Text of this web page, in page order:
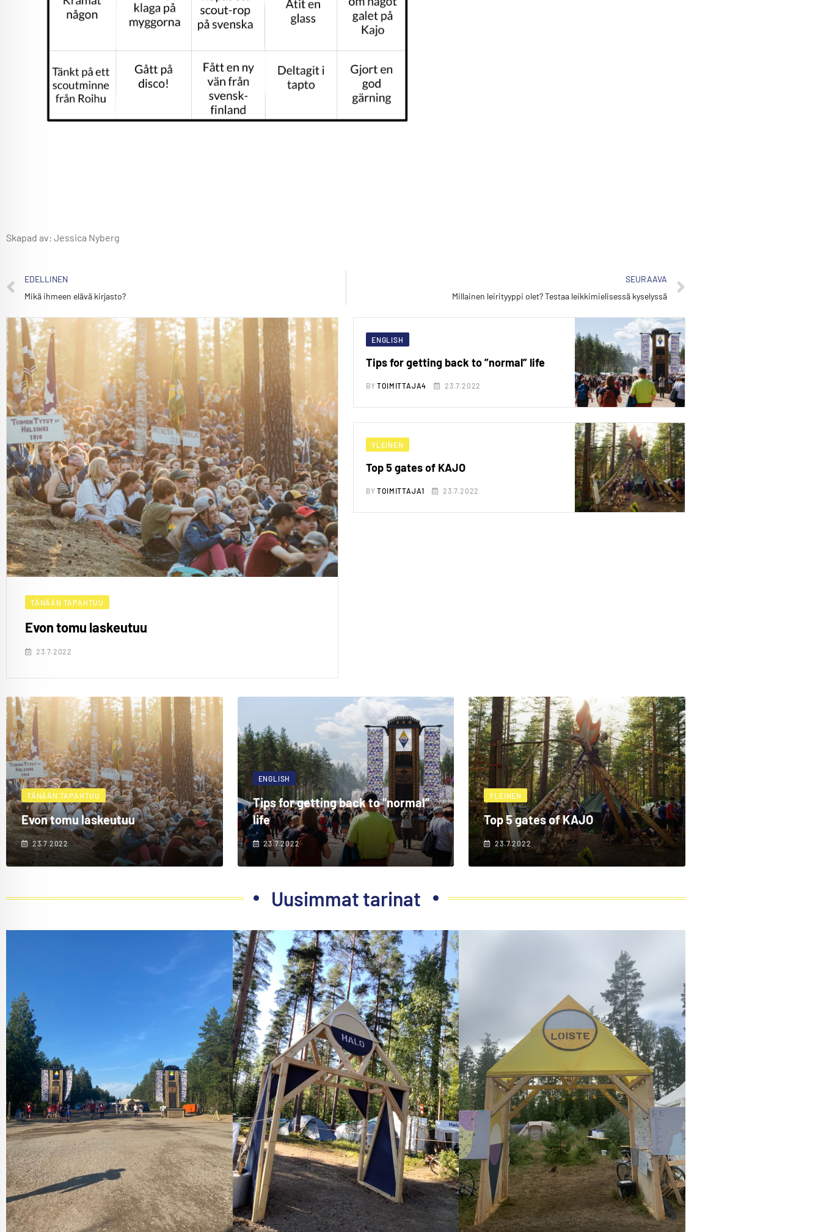
Skapad av: Jessica Nyberg
EDELLINEN
Mikä ihmeen elävä kirjasto?
SEURAAVA
Millainen leirityyppi olet? Testaa leikkimielisessä kyselyssä
TÄNÄÄN TAPAHTUU
Evon tomu laskeutuu
23.7.2022
ENGLISH
Tips for getting back to ”normal” life
BYTOIMITTAJA4 23.7.2022
YLEINEN
Top 5 gates of KAJO
BYTOIMITTAJA1 23.7.2022
TÄNÄÄN TAPAHTUU
Evon tomu laskeutuu
23.7.2022
ENGLISH
Tips for getting back to ”normal”
life
23.7.2022
YLEINEN
Top 5 gates of KAJO
23.7.2022
Uusimmat tarinat